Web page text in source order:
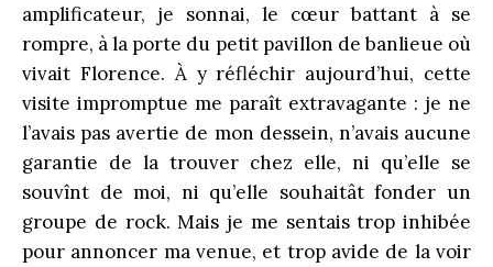
amplificateur, je sonnai, le cœur battant à se
rompre, à la porte du petit pavillon de banlieue où
vivait Florence. À y réfléchir aujourd’hui, cette
visite impromptue me paraît extravagante : je ne
l’avais pas avertie de mon dessein, n’avais aucune
garantie de la trouver chez elle, ni qu’elle se
souvînt de moi, ni qu’elle souhaitât fonder un
groupe de rock. Mais je me sentais trop inhibée
pour annoncer ma venue, et trop avide de la voir